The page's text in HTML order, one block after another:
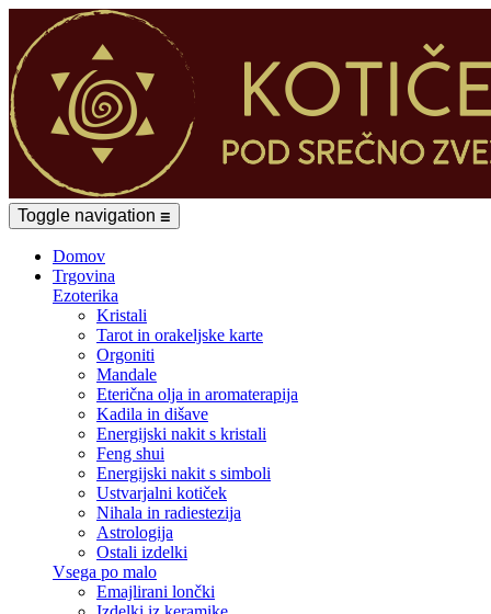
Toggle navigation ☰
Domov
Trgovina
Ezoterika
Kristali
Tarot in orakeljske karte
Orgoniti
Mandale
Eterična olja in aromaterapija
Kadila in dišave
Energijski nakit s kristali
Feng shui
Energijski nakit s simboli
Ustvarjalni kotiček
Nihala in radiestezija
Astrologija
Ostali izdelki
Vsega po malo
Emajlirani lončki